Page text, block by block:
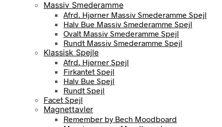
Massiv Smederamme
Afrd. Hjørner Massiv Smederamme Spejl
Halv Bue Massiv Smederamme Spejl
Ovalt Massiv Smederamme Spejl
Rundt Massiv Smederamme Spejl
Klassisk Spejle
Afrd. Hjørner Spejl
Firkantet Spejl
Halv Bue Spejl
Rundt Spejl
Facet Spejl
Magnettavler
Remember by Bech Moodboard